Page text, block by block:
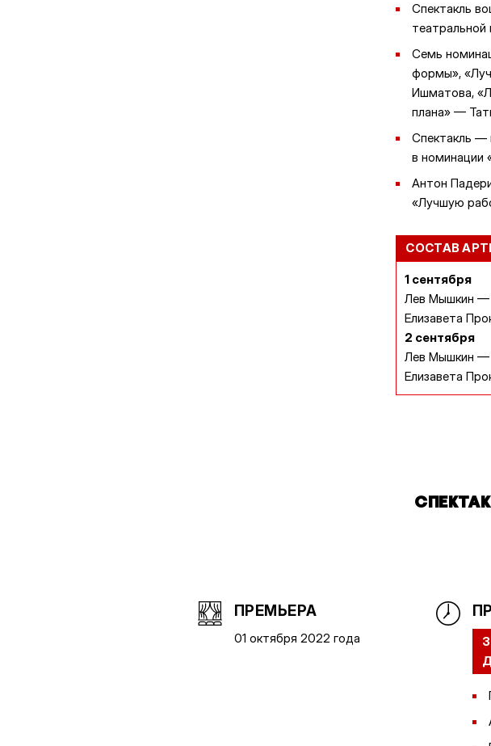
Спектакль
Семь
формы»,
Ишматова,
плана» —
Спектакль —
в номинации
Антон
«Лучшую
СОСТАВ
1 сентября
Лев Мышкин —
Елизавета
2 сентября
Лев Мышкин —
Елизавета
ПРЕМЬЕРА
01 октября 2022 года